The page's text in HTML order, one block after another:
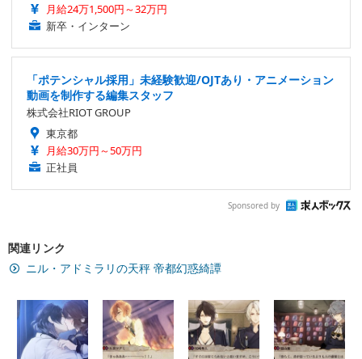
月給24万1,500円～32万円
新卒・インターン
「ポテンシャル採用」未経験歓迎/OJTあり・アニメーション
動画を制作する編集スタッフ
株式会社RIOT GROUP
東京都
月給30万円～50万円
正社員
Sponsored by
関連リンク
ニル・アドミラリの天秤 帝都幻惑綺譚